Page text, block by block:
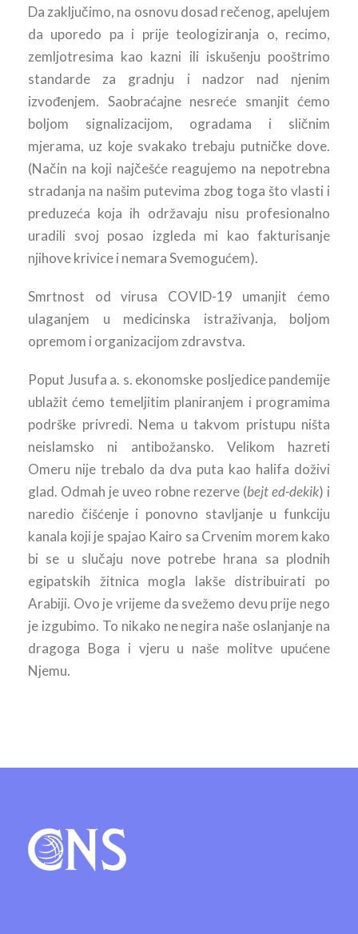
Da zaključimo, na osnovu dosad rečenog, apelujem
da uporedo pa i prije teologiziranja o, recimo,
zemljotresima kao kazni ili iskušenju pooštrimo
standarde za gradnju i nadzor nad njenim
izvođenjem. Saobraćajne nesreće smanjit ćemo
boljom signalizacijom, ogradama i sličnim
mjerama, uz koje svakako trebaju putničke dove.
(Način na koji najčešće reagujemo na nepotrebna
stradanja na našim putevima zbog toga što vlasti i
preduzeća koja ih održavaju nisu profesionalno
uradili svoj posao izgleda mi kao fakturisanje
njihove krivice i nemara Svemogućem).
Smrtnost od virusa COVID-19 umanjit ćemo
ulaganjem u medicinska istraživanja, boljom
opremom i organizacijom zdravstva.
Poput Jusufa a. s. ekonomske posljedice pandemije
ublažit ćemo temeljitim planiranjem i programima
podrške privredi. Nema u takvom pristupu ništa
neislamsko ni antibožansko. Velikom hazreti
Omeru nije trebalo da dva puta kao halifa doživi
glad. Odmah je uveo robne rezerve (bejt ed-dekik) i
naredio čišćenje i ponovno stavljanje u funkciju
kanala koji je spajao Kairo sa Crvenim morem kako
bi se u slučaju nove potrebe hrana sa plodnih
egipatskih žitnica mogla lakše distribuirati po
Arabiji. Ovo je vrijeme da svežemo devu prije nego
je izgubimo. To nikako ne negira naše oslanjanje na
dragoga Boga i vjeru u naše molitve upućene
Njemu.